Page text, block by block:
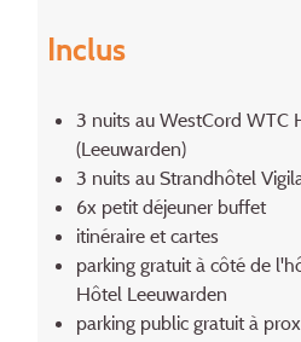
Inclus
3 nuits au WestCord
(Leeuwarden)
3 nuits au Strandhôtel
6x petit déjeuner buffet
itinéraire et cartes
parking gratuit à côté de
Hôtel Leeuwarden
parking public gratuit à